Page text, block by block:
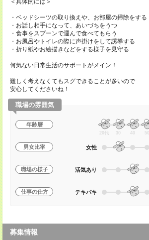
＜具体的には＞
・ベッドシーツの取り換えや、お部屋の掃除をする
・お話し相手になって、あいづちをうつ
・食事をスプーンで運んで食べてもらう
・お風呂やトイレの際に声掛けをして誘導する
・折り紙やお絵描きなどをする様子を見守る
何気ない日常生活のサポートがメイン！
難しく考えなくてもスグできることが多いので
安心してくださいね！
職場の雰囲気
年齢層
20代 30 40 50
男女比率 女性
職場の様子 活気あり
仕事の仕方 テキパキ
募集情報